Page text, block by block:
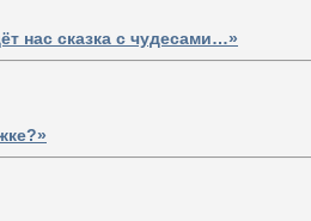
нас сказка с чудесами…»